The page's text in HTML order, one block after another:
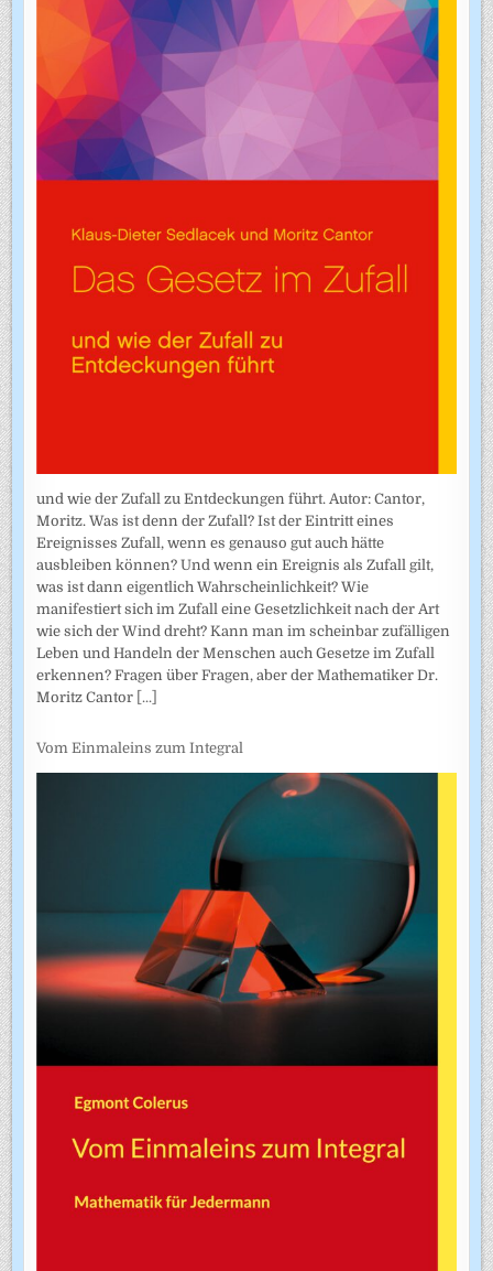
und wie der Zufall zu Entdeckungen führt. Autor: Cantor,
Moritz. Was ist denn der Zufall? Ist der Eintritt eines
Ereignisses Zufall, wenn es genauso gut auch hätte
ausbleiben können? Und wenn ein Ereignis als Zufall gilt,
was ist dann eigentlich Wahrscheinlichkeit? Wie
manifestiert sich im Zufall eine Gesetzlichkeit nach der Art
wie sich der Wind dreht? Kann man im scheinbar zufälligen
Leben und Handeln der Menschen auch Gesetze im Zufall
erkennen? Fragen über Fragen, aber der Mathematiker Dr.
Moritz Cantor [...]
Vom Einmaleins zum Integral